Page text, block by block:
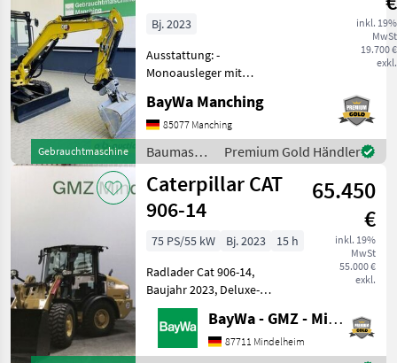
Gebrauchtmaschine
inkl. 19%
MwSt
19.700 €
exkl.
Bj. 2023
Ausstattung: -
Monoausleger mit
Steuerkreis - hydr.
Schnellwechsler System
MS03 - 4 Rollen Laufwerk -
Sticksteer - Zusatzballast -
LED Arbe
BayWa Manching
85077 Manching
Baumaschinen
/
Caterpillar
Premium Gold Händler
Caterpillar CAT
906-14
65.450
€
inkl. 19%
MwSt
55.000 €
exkl.
75 PS/55 kW Bj. 2023
15 h
Radlader Cat 906-14,
Baujahr 2023, Deluxe-
Kabine, DAB Plus Radio inkl.
Bluetooth und Mikrofon,
beheizbare, elektrisch
BayWa - GMZ - Mindelheim
87711 Mindelheim